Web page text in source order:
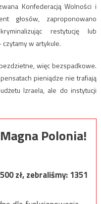
Konfederacją Wolności i
głosów, zaproponowano
restytucję lub
w artykule.
więc bezspadkowe.
pieniądze nie trafiają
Izraela, ale do instytucji
Polonia!
zł, zebraliśmy:1351